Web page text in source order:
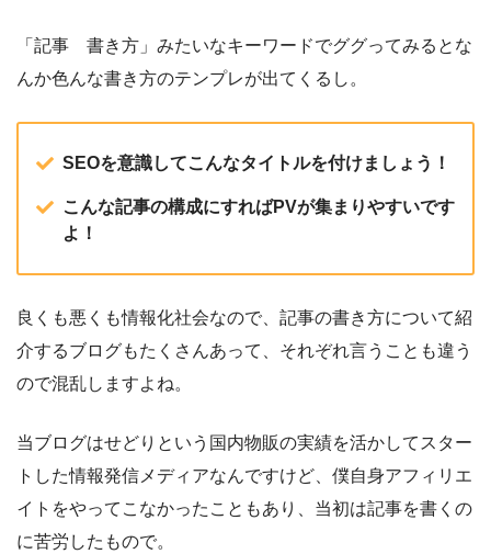
「記事 書き方」みたいなキーワードでググってみるとな
んか色んな書き方のテンプレが出てくるし。
SEOを意識してこんなタイトルを付けましょう！
こんな記事の構成にすればPVが集まりやすいです
よ！
良くも悪くも情報化社会なので、記事の書き方について紹
介するブログもたくさんあって、それぞれ言うことも違う
ので混乱しますよね。
当ブログはせどりという国内物販の実績を活かしてスター
トした情報発信メディアなんですけど、僕自身アフィリエ
イトをやってこなかったこともあり、当初は記事を書くの
に苦労したもので。